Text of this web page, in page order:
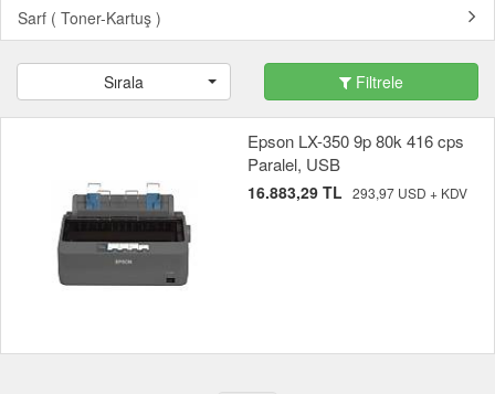
Sarf ( Toner-Kartuş )
Sırala Filtrele
Epson LX-350 9p 80k 416 cps
Paralel, USB
16.883,29 TL 293,97 USD + KDV